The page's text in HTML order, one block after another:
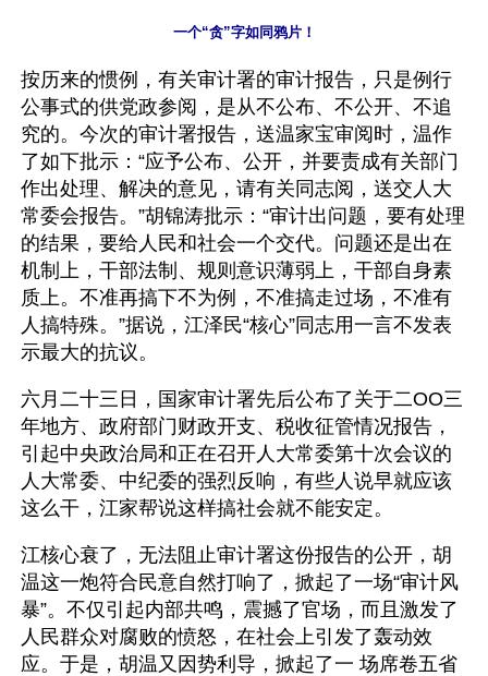
一个“贪”字如同鸦片！
按历来的惯例，有关审计署的审计报告，只是例行
公事式的供党政参阅，是从不公布、不公开、不追
究的。今次的审计署报告，送温家宝审阅时，温作
了如下批示：“应予公布、公开，并要责成有关部门
作出处理、解决的意见，请有关同志阅，送交人大
常委会报告。”胡锦涛批示：“审计出问题，要有处理
的结果，要给人民和社会一个交代。问题还是出在
机制上，干部法制、规则意识薄弱上，干部自身素
质上。不准再搞下不为例，不准搞走过场，不准有
人搞特殊。”据说，江泽民“核心”同志用一言不发表
示最大的抗议。
六月二十三日，国家审计署先后公布了关于二OO三
年地方、政府部门财政开支、税收征管情况报告，
引起中央政治局和正在召开人大常委第十次会议的
人大常委、中纪委的强烈反响，有些人说早就应该
这么干，江家帮说这样搞社会就不能安定。
江核心衰了，无法阻止审计署这份报告的公开，胡
温这一炮符合民意自然打响了，掀起了一场“审计风
暴”。不仅引起内部共鸣，震撼了官场，而且激发了
人民群众对腐败的愤怒，在社会上引发了轰动效
应。于是，胡温又因势利导，掀起了一 场席卷五省